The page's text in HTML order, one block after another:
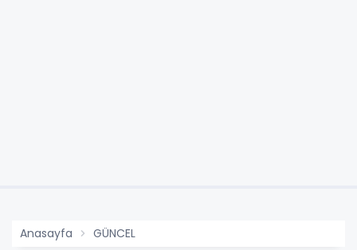
Anasayfa GÜNCEL